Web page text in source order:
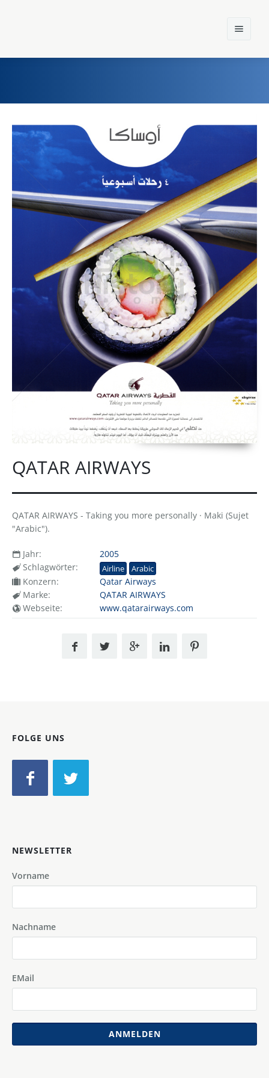
Einst und Heute
Konzerne
QATAR AIRWAYS
QATAR AIRWAYS - Taking you more personally · Maki (Sujet
"Arabic").
Jahr:
2005
Schlagwörter:
Airline Arabic
Konzern:
Qatar Airways
Marke:
QATAR AIRWAYS
Webseite:
www.qatarairways.com
FOLGE UNS
NEWSLETTER
Vorname
Nachname
EMail
ANMELDEN